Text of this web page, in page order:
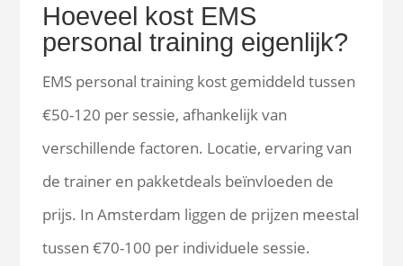
Hoeveel kost EMS
personal training eigenlijk?
EMS personal training kost gemiddeld tussen
€50-120 per sessie, afhankelijk van
verschillende factoren. Locatie, ervaring van
de trainer en pakketdeals beïnvloeden de
prijs. In Amsterdam liggen de prijzen meestal
tussen €70-100 per individuele sessie.